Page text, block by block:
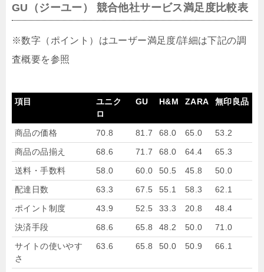
GU（ジーユー） 競合他社サービス満足度比較表
※数字（ポイント）はユーザー満足度/詳細は下記の調
査概要を参照
項目
ユニク
ロ
GU H&M ZARA 無印良品
商品の価格 70.8 81.7 68.0 65.0
53.2
商品の品揃え
68.6 71.7 68.0 64.4
65.3
送料・手数料
58.0 60.0 50.5 45.8
50.0
配達日数
63.3 67.5 55.1 58.3
62.1
ポイント制度
43.9 52.5 33.3 20.8
48.4
決済手段
68.6 65.8 48.2 50.0
71.0
サイトの使いやす
さ
63.6 65.8 50.0 50.9 66.1